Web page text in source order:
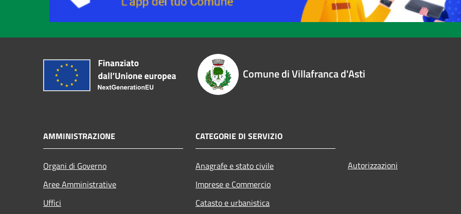
Comune di Villafranca d'Asti
AMMINISTRAZIONE
Organi di Governo
Aree Amministrative
Uffici
CATEGORIE DI SERVIZIO
Anagrafe e stato civile
Imprese e Commercio
Catasto e urbanistica
Autorizzazioni